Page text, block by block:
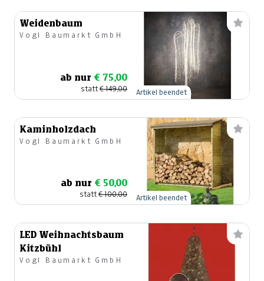
Weidenbaum
Vogl Baumarkt GmbH
ab nur € 75,00
statt€ 149,00 Artikel beendet
Kaminholzdach
Vogl Baumarkt GmbH
ab nur € 50,00
statt€ 100,00 Artikel beendet
LED Weihnachtsbaum
Kitzbühl
Vogl Baumarkt GmbH